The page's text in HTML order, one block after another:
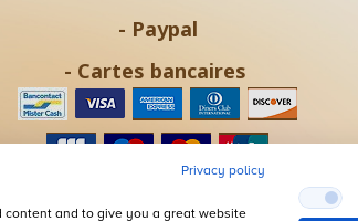
- Paypal
- Cartes bancaires
Privacy policy
and to give you a great website